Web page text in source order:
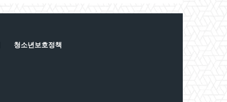
청소년보호정책